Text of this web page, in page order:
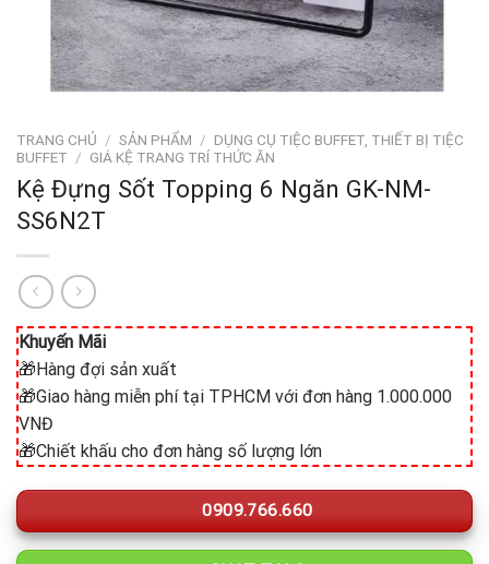
TRANG CHỦ / SẢN PHẨM / DỤNG CỤ TIỆC BUFFET, THIẾT BỊ TIỆC
BUFFET / GIÁ KỆ TRANG TRÍ THỨC ĂN
Kệ Đựng Sốt Topping 6 Ngăn GK-NM-
SS6N2T
Khuyến Mãi
🎁Hàng đợi sản xuất
🎁Giao hàng miễn phí tại TPHCM với đơn hàng 1.000.000
VNĐ
🎁Chiết khấu cho đơn hàng số lượng lớn
0909.766.660